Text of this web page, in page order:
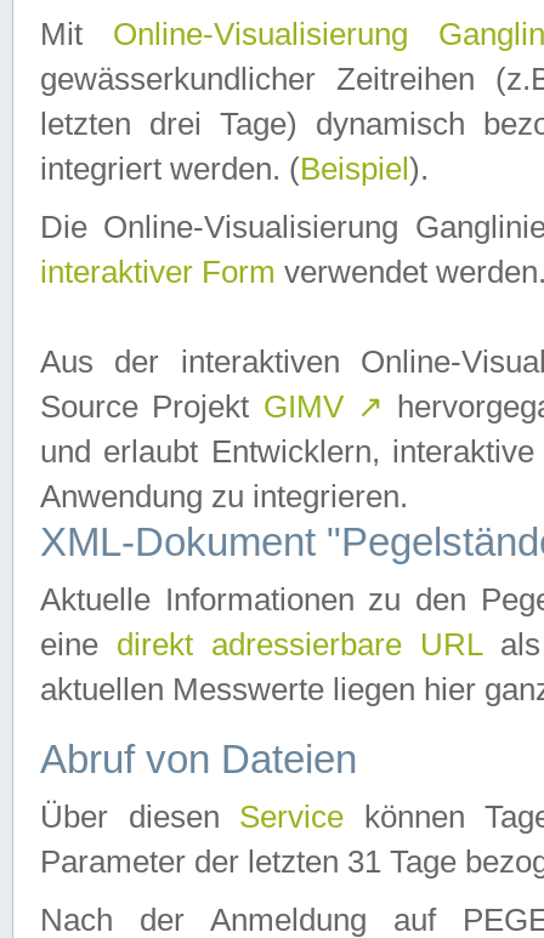
Mit Online-Visualisierung
gewässerkundlicher Zeitreihen
letzten drei Tage) dynamisch
integriert werden. (Beispiel ).
Die Online-Visualisierung
interaktiver Form verwendet
Aus der interaktiven Online-
Source Projekt GIMV ↗
und erlaubt Entwicklern,
Anwendung zu integrieren.
XML-Dokument
Aktuelle Informationen zu den
eine direkt adressierbare URLals
aktuellen Messwerte liegen hier
Abruf von Dateien
Über diesen Service können
Parameter der letzten 31 Tage
Nach der Anmeldung auf